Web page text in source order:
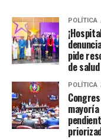
POLÍTICA
pide
de
POLÍTICA